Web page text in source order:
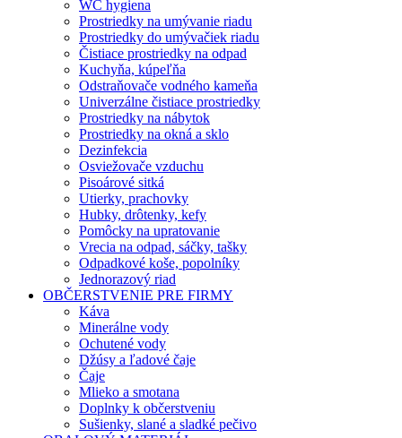
WC hygiena
Prostriedky na umývanie riadu
Prostriedky do umývačiek riadu
Čistiace prostriedky na odpad
Kuchyňa, kúpeľňa
Odstraňovače vodného kameňa
Univerzálne čistiace prostriedky
Prostriedky na nábytok
Prostriedky na okná a sklo
Dezinfekcia
Osviežovače vzduchu
Pisoárové sitká
Utierky, prachovky
Hubky, drôtenky, kefy
Pomôcky na upratovanie
Vrecia na odpad, sáčky, tašky
Odpadkové koše, popolníky
Jednorazový riad
OBČERSTVENIE PRE FIRMY
Káva
Minerálne vody
Ochutené vody
Džúsy a ľadové čaje
Čaje
Mlieko a smotana
Doplnky k občerstveniu
Sušienky, slané a sladké pečivo